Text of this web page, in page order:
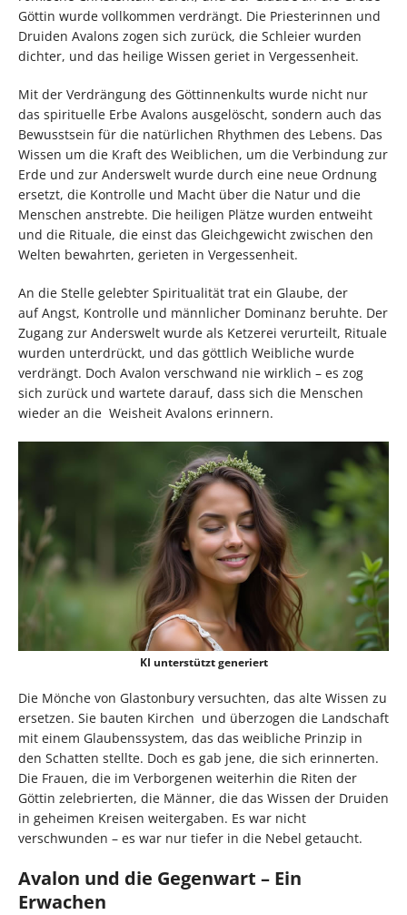
Göttin wurde vollkommen verdrängt. Die Priesterinnen und
Druiden Avalons zogen sich zurück, die Schleier wurden
dichter, und das heilige Wissen geriet in Vergessenheit.
Mit der Verdrängung des Göttinnenkults wurde nicht nur
das spirituelle Erbe Avalons ausgelöscht, sondern auch das
Bewusstsein für die natürlichen Rhythmen des Lebens. Das
Wissen um die Kraft des Weiblichen, um die Verbindung zur
Erde und zur Anderswelt wurde durch eine neue Ordnung
ersetzt, die Kontrolle und Macht über die Natur und die
Menschen anstrebte. Die heiligen Plätze wurden entweiht
und die Rituale, die einst das Gleichgewicht zwischen den
Welten bewahrten, gerieten in Vergessenheit.
An die Stelle gelebter Spiritualität trat ein Glaube, der
auf Angst, Kontrolle und männlicher Dominanz beruhte. Der
Zugang zur Anderswelt wurde als Ketzerei verurteilt, Rituale
wurden unterdrückt, und das göttlich Weibliche wurde
verdrängt. Doch Avalon verschwand nie wirklich – es zog
sich zurück und wartete darauf, dass sich die Menschen
wieder an die Weisheit Avalons erinnern.
KI unterstützt generiert
Die Mönche von Glastonbury versuchten, das alte Wissen zu
ersetzen. Sie bauten Kirchen und überzogen die Landschaft
mit einem Glaubenssystem, das das weibliche Prinzip in
den Schatten stellte. Doch es gab jene, die sich erinnerten.
Die Frauen, die im Verborgenen weiterhin die Riten der
Göttin zelebrierten, die Männer, die das Wissen der Druiden
in geheimen Kreisen weitergaben. Es war nicht
verschwunden – es war nur tiefer in die Nebel getaucht.
Avalon und die Gegenwart – Ein
Erwachen